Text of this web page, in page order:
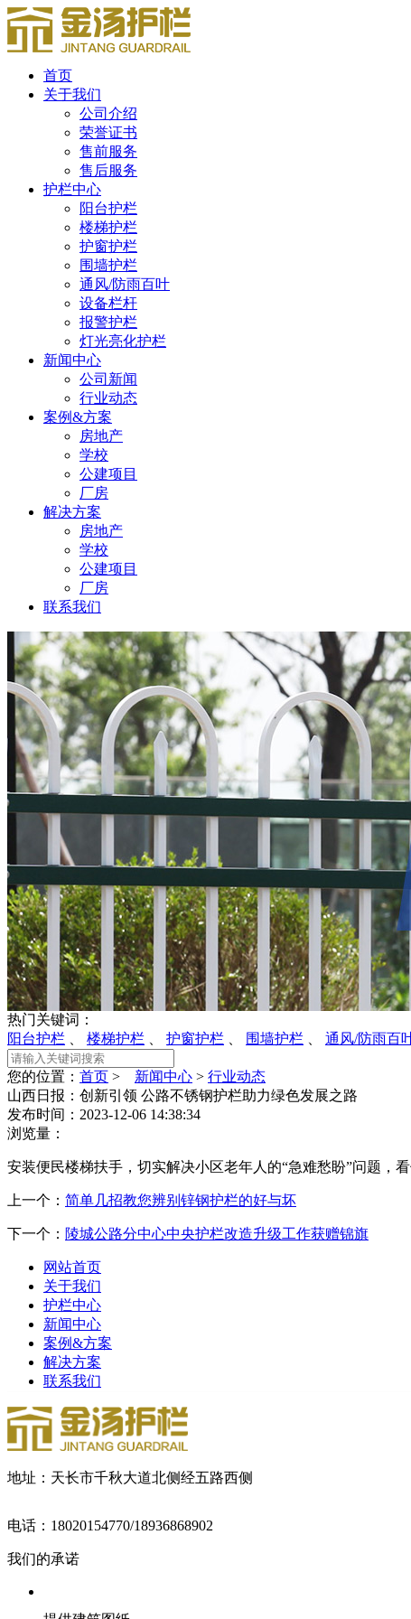
首页
关于我们
公司介绍
荣誉证书
售前服务
售后服务
护栏中心
阳台护栏
楼梯护栏
护窗护栏
围墙护栏
通风/防雨百叶
设备栏杆
报警护栏
灯光亮化护栏
新闻中心
公司新闻
行业动态
案例&方案
房地产
学校
公建项目
厂房
解决方案
房地产
学校
公建项目
厂房
联系我们
热门关键词：
阳台护栏
楼梯护栏 护窗护栏 围墙护栏 通风/防雨百
您的位置： 首页 > 新闻中心 > 行业动态
山西日报：创新引领 公路不锈钢护栏助力绿色发展之路
发布时间：2023-12-06 14:38:34
浏览量：
安装便民楼梯扶手，切实解决小区老年人的“急难愁盼”问题，
上一个： 简单几招教您辨别锌钢护栏的好与坏
下一个： 陵城公路分中心中央护栏改造升级工作获赠锦旗
网站首页
关于我们
护栏中心
新闻中心
案例&方案
解决方案
联系我们
地址：天长市千秋大道北侧经五路西侧
电话：18020154770/18936868902
我们的承诺